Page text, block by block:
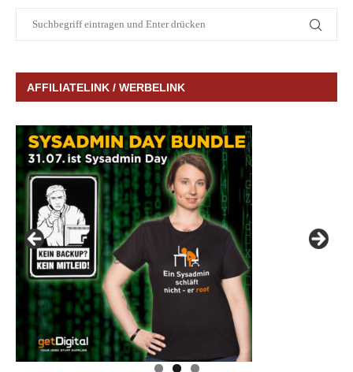
AFFILIATELINK / WERBELINK